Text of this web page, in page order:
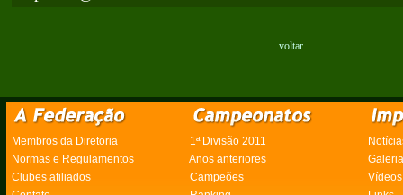
voltar
Membros da Diretoria 1ª Divisão 2011
Normas e Regulamentos
Anos anteriores
Clubes afiliados
Campeões
Vídeos